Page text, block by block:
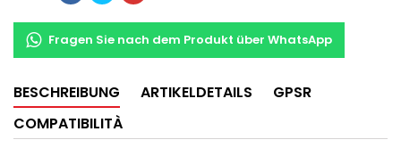
Fragen Sie nach dem Produkt über WhatsApp
BESCHREIBUNG ARTIKELDETAILS
GPSR
COMPATIBILITÀ